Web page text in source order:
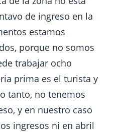
de ingreso en la
estamos
porque no somos
trabajar ocho
prima es el turista y
tanto, no tenemos
y en nuestro caso
ingresos ni en abril